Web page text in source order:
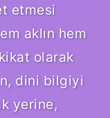
etmesi
aklın hem
olarak
dini bilgiyi
yerine,